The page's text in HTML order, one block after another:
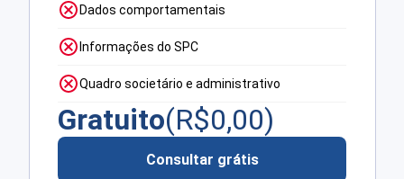
Dados comportamentais
Informações do SPC
Quadro societário e administrativo
Gratuito(R$0,00)
Consultar grátis